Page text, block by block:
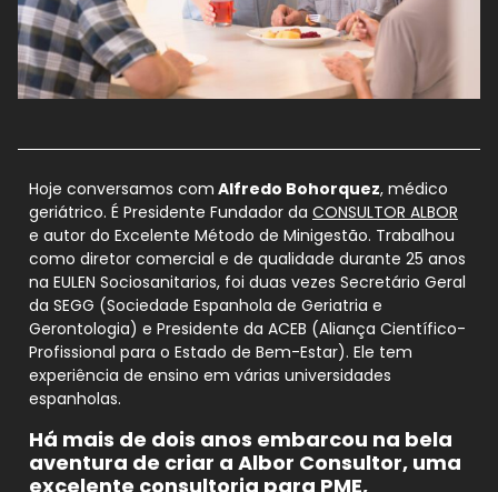
Hoje conversamos com Alfredo Bohorquez, médico
geriátrico. É Presidente Fundador da CONSULTOR ALBOR
e autor do Excelente Método de Minigestão. Trabalhou
como diretor comercial e de qualidade durante 25 anos
na EULEN Sociosanitarios, foi duas vezes Secretário Geral
da SEGG (Sociedade Espanhola de Geriatria e
Gerontologia) e Presidente da ACEB (Aliança Científico-
Profissional para o Estado de Bem-Estar). Ele tem
experiência de ensino em várias universidades
espanholas.
Há mais de dois anos embarcou na bela
aventura de criar a Albor Consultor, uma
excelente consultoria para PME,